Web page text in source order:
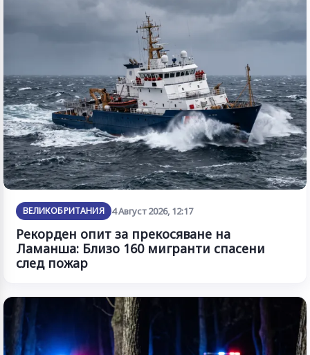
ВЕЛИКОБРИТАНИЯ 4 Август 2026, 12:17
Рекорден опит за прекосяване на
Ламанша: Близо 160 мигранти спасени
след пожар